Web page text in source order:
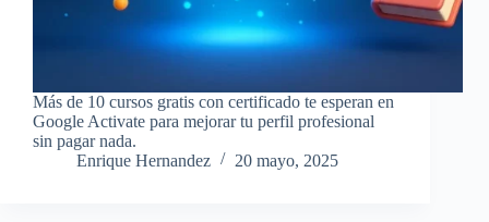
Más de 10 cursos gratis con certificado te esperan en
Google Activate para mejorar tu perfil profesional
sin pagar nada.
Enrique Hernandez
20 mayo, 2025